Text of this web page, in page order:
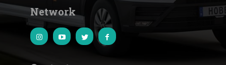
Network